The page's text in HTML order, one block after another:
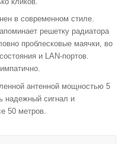
в современном стиле.
решетку радиатора
проблесковые маячки, во
и LAN-портов.
антенной мощностью 5
надежный сигнал и
50 метров.